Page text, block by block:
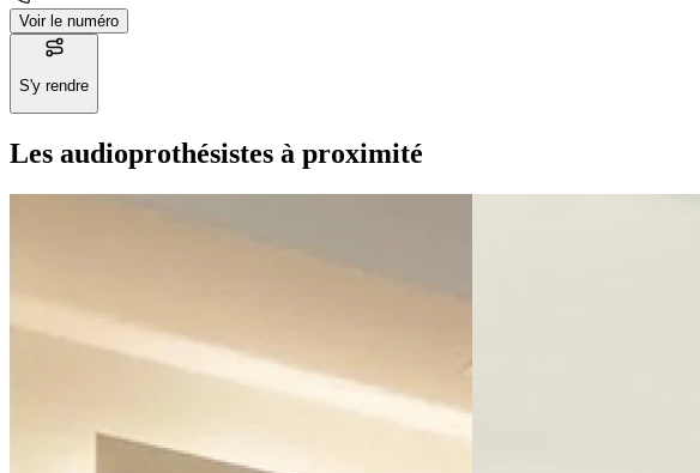
Voir le numéro
S'y rendre
Les audioprothésistes à proximité